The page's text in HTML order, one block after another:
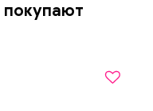
покупают